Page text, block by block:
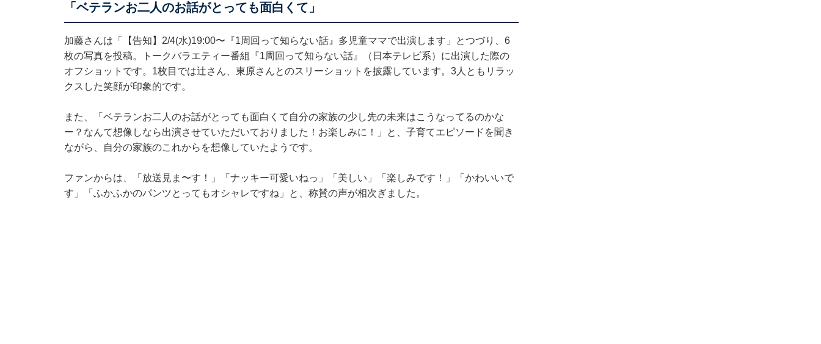
「ベテランお二人のお話がとっても面白くて」
加藤さんは「【告知】2/4(水)19:00〜『1周回って知らない話』多児童ママで出演します」とつづり、6
枚の写真を投稿。トークバラエティー番組『1周回って知らない話』（日本テレビ系）に出演した際の
オフショットです。1枚目では辻さん、東原さんとのスリーショットを披露しています。3人ともリラッ
クスした笑顔が印象的です。
また、「ベテランお二人のお話がとっても面白くて自分の家族の少し先の未来はこうなってるのかな
ー？なんて想像しなら出演させていただいておりました！お楽しみに！」と、子育てエピソードを聞き
ながら、自分の家族のこれからを想像していたようです。
ファンからは、「放送見ま〜す！」「ナッキー可愛いねっ」「美しい」「楽しみです！」「かわいいで
す」「ふかふかのパンツとってもオシャレですね」と、称賛の声が相次ぎました。